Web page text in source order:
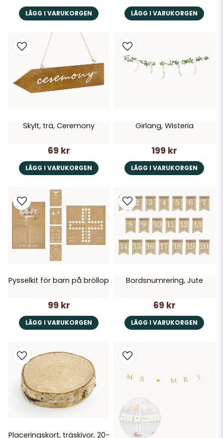
LÄGG I VARUKORGEN LÄGG I VARUKORGEN
Skylt, trä, Ceremony
69 kr
LÄGG I VARUKORGEN
Girlang, Wisteria
199 kr
LÄGG I VARUKORGEN
Pysselkit för barn på bröllop
99 kr
LÄGG I VARUKORGEN
Bordsnumrering, Jute
69 kr
LÄGG I VARUKORGEN
Placeringskort, träskivor, 20-